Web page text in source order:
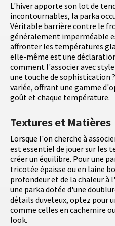
L'hiver apporte son lot de
incontournables, la parka
Véritable barrière contre le
généralement imperméable
affronter les températures
elle-même est une
comment l'associer avec
une touche de sophistication
variée, offrant une gamme
goût et chaque température.
Textures et Matières
Lorsque l'on cherche à
est essentiel de jouer sur les
créer un équilibre. Pour une
tricotée épaisse ou en laine
profondeur et de la chaleur à
une parka dotée d'une
détails duveteux, optez pour
comme celles en cachemire
look.